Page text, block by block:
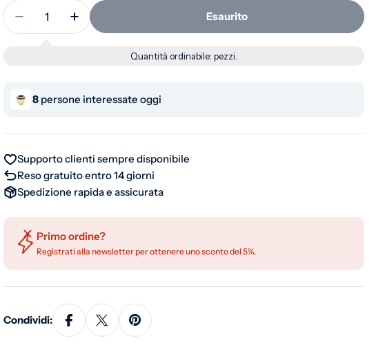
Apri supporto 1 in modalità modale
Quantità
Diminuisci la quantità per Portavasi in ceramica dorata
Aumenta la quantità per Portavasi in ceramica dorata
Esaurito
Quantità ordinabile:pezzi.
8 persone interessate oggi
Supporto clienti sempre disponibile
Reso gratuito entro 14 giorni
Spedizione rapida e assicurata
Primo ordine?
Registrati alla newsletter per ottenere uno sconto del 5%.
Condividi: